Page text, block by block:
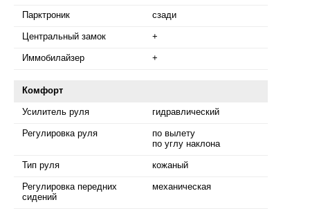
Парктроник сзади
Центральный замок +
Иммобилайзер +
Комфорт
Усилитель руля гидравлический
Регулировка руля
по вылету
по углу наклона
Тип руля кожаный
Регулировка передних
сидений
механическая